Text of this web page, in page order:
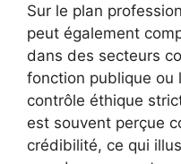
Sur le plan
peut également
dans des secteurs
fonction publique ou
contrôle éthique
est souvent perçue
crédibilité, ce qui